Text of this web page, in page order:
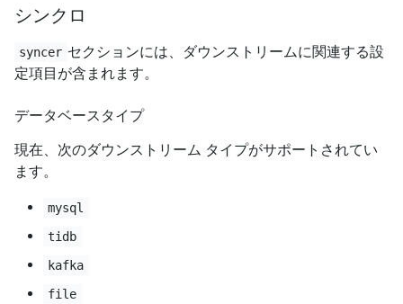
シンクロ
syncer セクションには、ダウンストリームに関連する設
定項目が含まれます。
データベースタイプ
現在、次のダウンストリーム タイプがサポートされてい
ます。
mysql
tidb
kafka
file